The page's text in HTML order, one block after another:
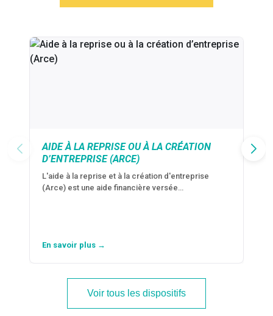
AIDE À LA REPRISE OU À LA CRÉATION
D’ENTREPRISE (ARCE)
L'aide à la reprise et à la création d'entreprise
(Arce) est une aide financière versée…
En savoir plus →
Voir tous les dispositifs